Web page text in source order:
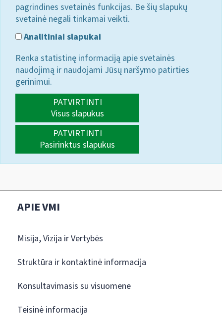
pagrindines svetainės funkcijas. Be šių slapukų
svetainė negali tinkamai veikti.
Analitiniai slapukai
Renka statistinę informaciją apie svetainės
naudojimą ir naudojami Jūsų naršymo patirties
gerinimui.
PATVIRTINTI
Visus slapukus
PATVIRTINTI
Pasirinktus slapukus
APIE VMI
Misija, Vizija ir Vertybės
Struktūra ir kontaktinė informacija
Konsultavimasis su visuomene
Teisinė informacija